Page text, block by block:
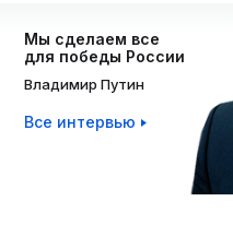
Мы сделаем все
для победы России
Владимир Путин
Все интервью